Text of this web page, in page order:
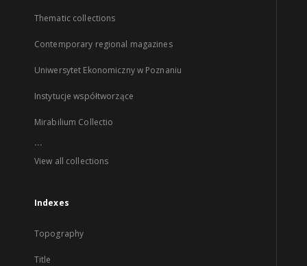
Thematic collections
Contemporary regional magazines
Uniwersytet Ekonomiczny w Poznaniu
Instytucje współtworzące
Mirabilium Collectio
...
View all collections
Indexes
Topography
Title